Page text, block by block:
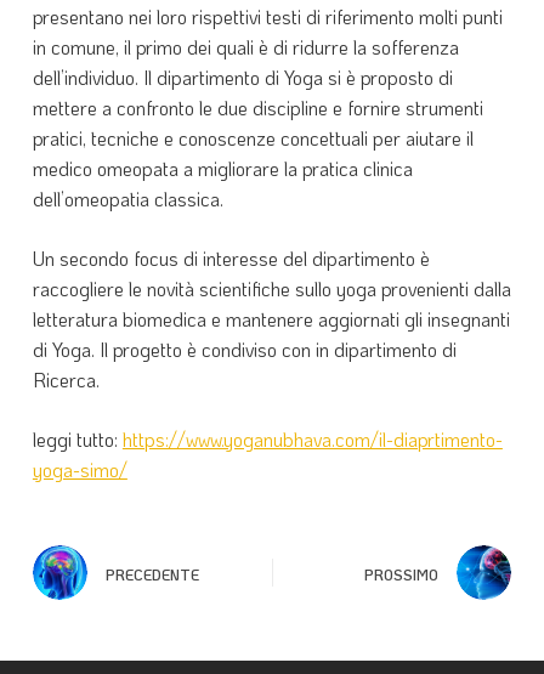
presentano nei loro rispettivi testi di riferimento molti punti
in comune, il primo dei quali è di ridurre la sofferenza
dell’individuo. Il dipartimento di Yoga si è proposto di
mettere a confronto le due discipline e fornire strumenti
pratici, tecniche e conoscenze concettuali per aiutare il
medico omeopata a migliorare la pratica clinica
dell’omeopatia classica.
Un secondo focus di interesse del dipartimento è
raccogliere le novità scientifiche sullo yoga provenienti dalla
letteratura biomedica e mantenere aggiornati gli insegnanti
di Yoga. Il progetto è condiviso con in dipartimento di
Ricerca.
leggi tutto: https://www.yoganubhava.com/il-diaprtimento-
yoga-simo/
PRECEDENTE PROSSIMO